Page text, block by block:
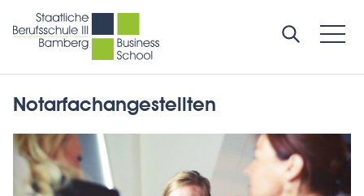
Notarfachangestellten